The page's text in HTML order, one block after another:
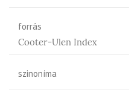
forrás
Cooter-Ulen Index
szinoníma